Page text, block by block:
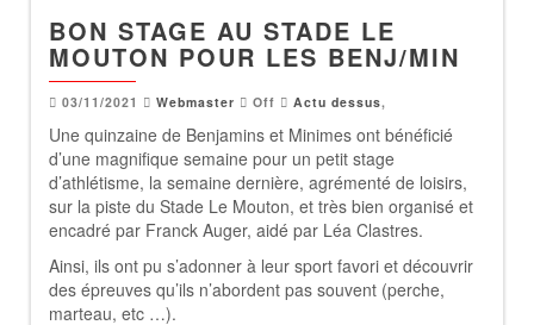
BON STAGE AU STADE LE
MOUTON POUR LES BENJ/MIN
03/11/2021 Webmaster Off Actu dessus,
Une quinzaine de Benjamins et Minimes ont bénéficié
d’une magnifique semaine pour un petit stage
d’athlétisme, la semaine dernière, agrémenté de loisirs,
sur la piste du Stade Le Mouton, et très bien organisé et
encadré par Franck Auger, aidé par Léa Clastres.
Ainsi, ils ont pu s’adonner à leur sport favori et découvrir
des épreuves qu’ils n’abordent pas souvent (perche,
marteau, etc …).